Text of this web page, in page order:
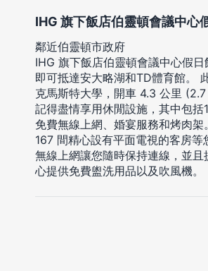
IHG 旗下飯店伯靈頓會議中心
鄰近伯靈頓市政府
IHG 旗下飯店伯靈頓會議中心假
即可抵達安大略湖和TD體育館。
克馬斯特大學，開車 4.3 公里 (2.7
記得盡情享用休閒設施，其中包
免費無線上網、婚宴服務和烤肉架。
167 間精心設有平面電視的客房
無線上網讓您隨時保持連線，並
心提供免費盥洗用品以及吹風機。